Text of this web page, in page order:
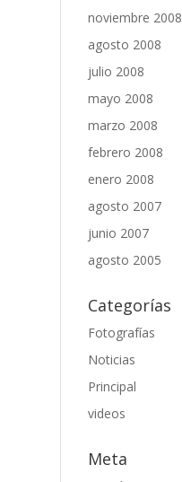
noviembre 2008
agosto 2008
julio 2008
mayo 2008
marzo 2008
febrero 2008
enero 2008
agosto 2007
junio 2007
agosto 2005
Categorías
Fotografías
Noticias
Principal
videos
Meta